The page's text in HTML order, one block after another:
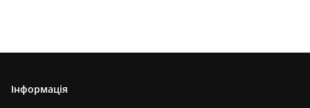
Інформація